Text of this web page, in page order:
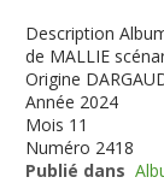
Description
de MALLIE
Origine
Année 2024
Mois 11
Numéro 2418
Publié dans